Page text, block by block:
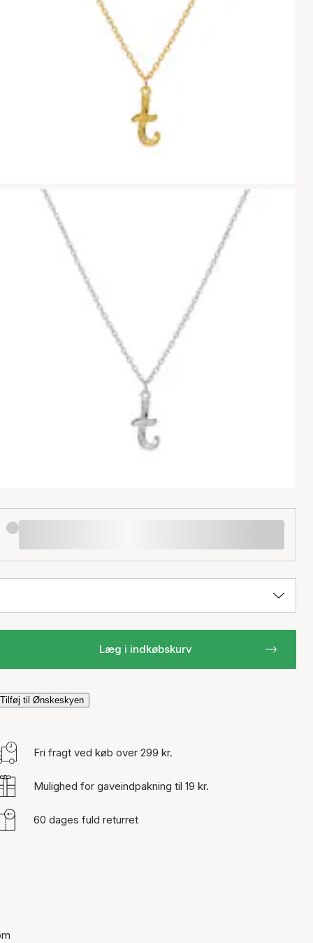
Læg i indkøbskurv
Tilføj til Ønskeskyen
Fri fragt ved køb over 299 kr.
Mulighed for gaveindpakning til 19 kr.
60 dages fuld returret